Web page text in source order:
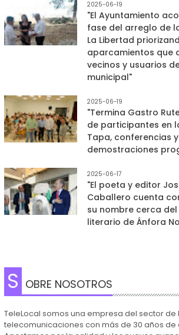
2025-06-19
"El Ayuntamiento
fase del arreglo de
La Libertad
aparcamientos que
vecinos y usuarios
municipal"
2025-06-19
"Termina Gastro
de participantes en
Tapa, conferencias y
demostraciones
2025-06-17
"El poeta y editor
Caballero cuenta
su nombre cerca
literario de Ánfora
S OBRE NOSOTROS
TeleLocal somos una empresa del sector de
telecomunicaciones con más de 30 años de